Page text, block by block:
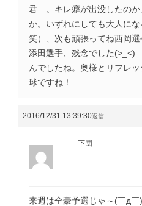
君…。キレ癖が出没したの
か。いずれにしても大人に
笑）、次も頑張ってね西岡選
添田選手、残念でした(>_<)
んでしたね。奥様とリフレ
球ですね！
2016/12/31 13:39:30返信
下団
来週は全豪予選じゃ～(￣д￣)